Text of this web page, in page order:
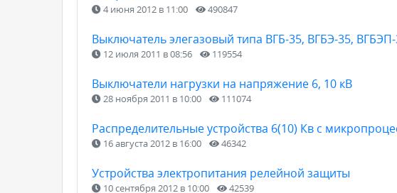
4 июня 2012 в 11:00 490847
Выключатель элегазовый типа ВГБ-35, ВГБЭ-35,
12 июля 2011 в 08:56 119554
Выключатели нагрузки на напряжение 6, 10 кВ
28 ноября 2011 в 10:00 111074
Распределительные устройства 6(10) Кв с
16 августа 2012 в 16:00 46342
Устройства электропитания релейной защиты
10 сентября 2012 в 10:00 42539